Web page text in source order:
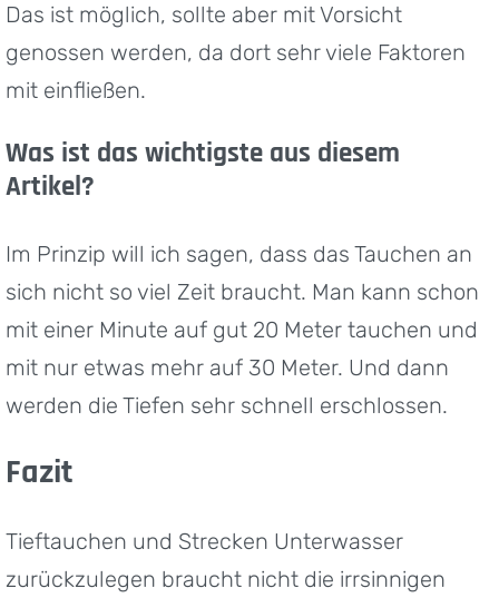
Das ist möglich, sollte aber mit Vorsicht
genossen werden, da dort sehr viele Faktoren
mit einfließen.
Was ist das wichtigste aus diesem
Artikel?
Im Prinzip will ich sagen, dass das Tauchen an
sich nicht so viel Zeit braucht. Man kann schon
mit einer Minute auf gut 20 Meter tauchen und
mit nur etwas mehr auf 30 Meter. Und dann
werden die Tiefen sehr schnell erschlossen.
Fazit
Tieftauchen und Strecken Unterwasser
zurückzulegen braucht nicht die irrsinnigen